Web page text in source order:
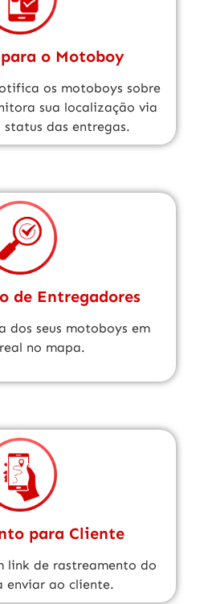
o Motoboy
os motoboys sobre
sua localização via
status das entregas.
de Entregadores
dos seus motoboys em
no mapa.
para Cliente
link de rastreamento do
enviar ao cliente.